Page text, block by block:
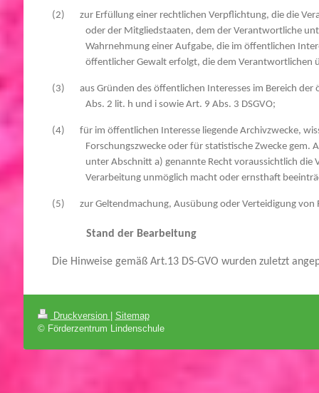
(2) zur Erfüllung einer rechtlichen Verpflichtung, die die
oder der Mitgliedstaaten, dem der Verantwortliche
Wahrnehmung einer Aufgabe, die im öffentlichen
öffentlicher Gewalt erfolgt, die dem Verantwortlichen
(3) aus Gründen des öffentlichen Interesses im Bereich der
Abs. 2 lit. h und i sowie Art. 9 Abs. 3 DSGVO;
(4) für im öffentlichen Interesse liegende Archivzwecke,
Forschungszwecke oder für statistische Zwecke gem.
unter Abschnitt a) genannte Recht voraussichtlich die
Verarbeitung unmöglich macht oder ernsthaft
(5) zur Geltendmachung, Ausübung oder Verteidigung von
Stand der Bearbeitung
Die Hinweise gemäß Art.13 DS-GVO wurden zuletzt
Druckversion
Sitemap
© Förderzentrum Lindenschule